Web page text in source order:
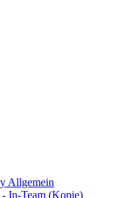
Allgemein
In-Team (Kopie)